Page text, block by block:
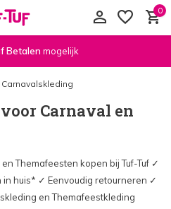
0
Betalen mogelijk
Carnavalskleding
Carnaval en
Themafeesten kopen bij Tuf-Tuf ✓
in huis* ✓ Eenvoudig retourneren ✓
en Themafeestkleding